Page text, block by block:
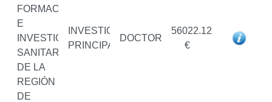
FORMACIÓN
E
INVESTIGACIÓN
SANITARIAS
DE LA
REGIÓN
DE
INVESTIGADOR/A
PRINCIPAL
DOCTOR/A
56022.12
€